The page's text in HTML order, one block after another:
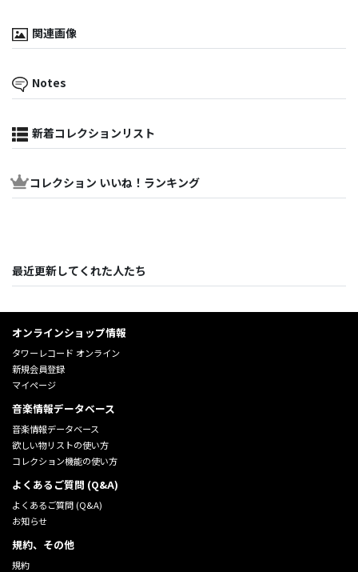
関連画像
Notes
新着コレクションリスト
コレクション いいね！ランキング
最近更新してくれた人たち
オンラインショップ情報
タワーレコード オンライン
新規会員登録
マイページ
音楽情報データベース
音楽情報データベース
欲しい物リストの使い方
コレクション機能の使い方
よくあるご質問 (Q&A)
よくあるご質問 (Q&A)
お知らせ
規約、その他
規約